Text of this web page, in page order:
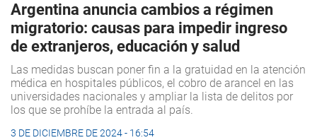
Argentina anuncia cambios a régimen
migratorio: causas para impedir ingreso
de extranjeros, educación y salud
Las medidas buscan poner fin a la gratuidad en la atención
médica en hospitales públicos, el cobro de arancel en las
universidades nacionales y ampliar la lista de delitos por
los que se prohíbe la entrada al país.
3 DE DICIEMBRE DE 2024 - 16:54